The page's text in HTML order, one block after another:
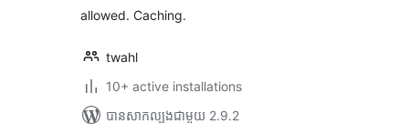
allowed. Caching.
twahl
10+ active installations
បាន​សាកល្បង​ជាមួយ 2.9.2